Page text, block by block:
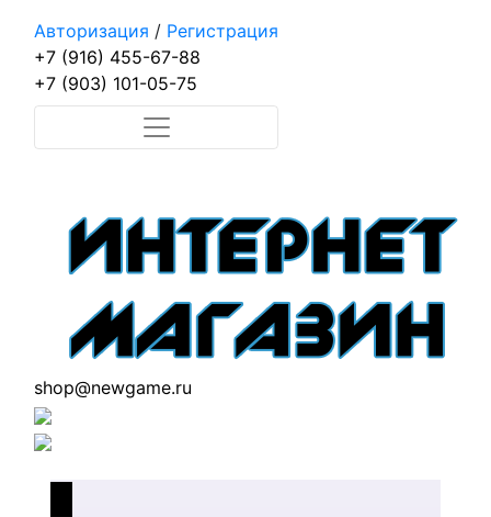
Авторизация / Регистрация
+7 (916) 455-67-88
+7 (903) 101-05-75
shop@newgame.ru